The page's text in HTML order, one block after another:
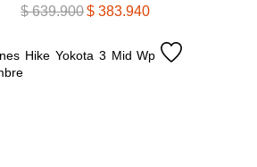
$ 639.900$ 383.940
Hike Yokota 3 Mid Wp